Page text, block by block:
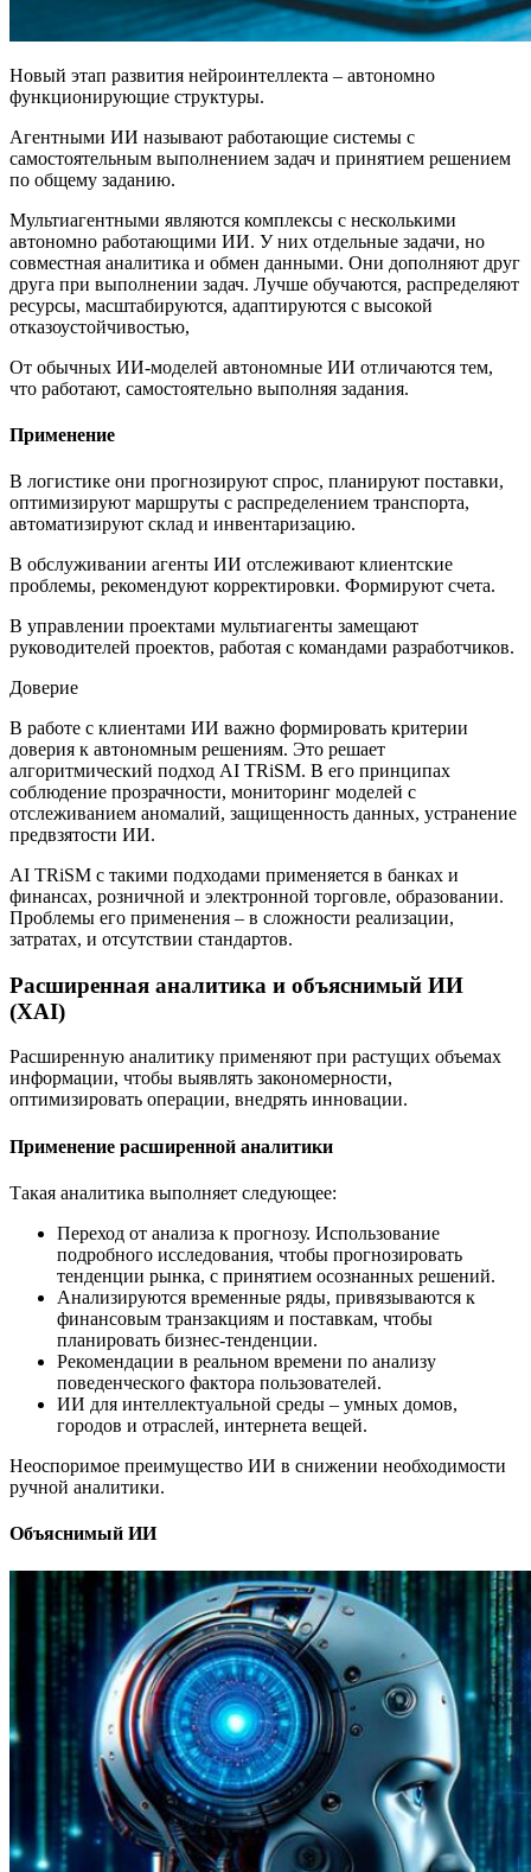
Новый этап развития нейроинтеллекта – автономно
функционирующие структуры.
Агентными ИИ называют работающие системы с
самостоятельным выполнением задач и принятием решением
по общему заданию.
Мультиагентными являются комплексы с несколькими
автономно работающими ИИ. У них отдельные задачи, но
совместная аналитика и обмен данными. Они дополняют друг
друга при выполнении задач. Лучше обучаются, распределяют
ресурсы, масштабируются, адаптируются с высокой
отказоустойчивостью,
От обычных ИИ-моделей автономные ИИ отличаются тем,
что работают, самостоятельно выполняя задания.
Применение
В логистике они прогнозируют спрос, планируют поставки,
оптимизируют маршруты с распределением транспорта,
автоматизируют склад и инвентаризацию.
В обслуживании агенты ИИ отслеживают клиентские
проблемы, рекомендуют корректировки. Формируют счета.
В управлении проектами мультиагенты замещают
руководителей проектов, работая с командами разработчиков.
Доверие
В работе с клиентами ИИ важно формировать критерии
доверия к автономным решениям. Это решает
алгоритмический подход AI TRiSM. В его принципах
соблюдение прозрачности, мониторинг моделей с
отслеживанием аномалий, защищенность данных, устранение
предвзятости ИИ.
AI TRiSM с такими подходами применяется в банках и
финансах, розничной и электронной торговле, образовании.
Проблемы его применения – в сложности реализации,
затратах, и отсутствии стандартов.
Расширенная аналитика и объяснимый ИИ
(XAI)
Расширенную аналитику применяют при растущих объемах
информации, чтобы выявлять закономерности,
оптимизировать операции, внедрять инновации.
Применение расширенной аналитики
Такая аналитика выполняет следующее:
Переход от анализа к прогнозу. Использование
подробного исследования, чтобы прогнозировать
тенденции рынка, с принятием осознанных решений.
Анализируются временные ряды, привязываются к
финансовым транзакциям и поставкам, чтобы
планировать бизнес-тенденции.
Рекомендации в реальном времени по анализу
поведенческого фактора пользователей.
ИИ для интеллектуальной среды – умных домов,
городов и отраслей, интернета вещей.
Неоспоримое преимущество ИИ в снижении необходимости
ручной аналитики.
Объяснимый ИИ